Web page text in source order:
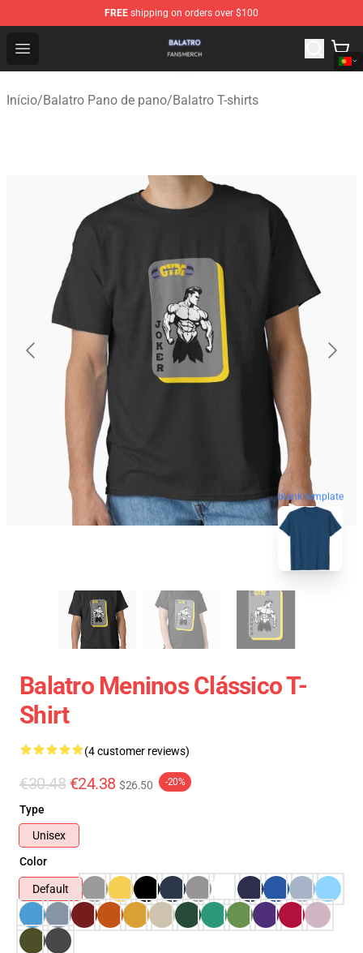
FREE shipping on orders over $100
Open menu
Balatro Shop - Official Balatro Merchandise Store
Início/Balatro Pano de pano/Balatro T-shirts
blank template
Balatro Meninos Clássico T-
Shirt
(4 customer reviews)
€30.48 €24.38 $26.50 -20%
Type
Unisex
Color
Default